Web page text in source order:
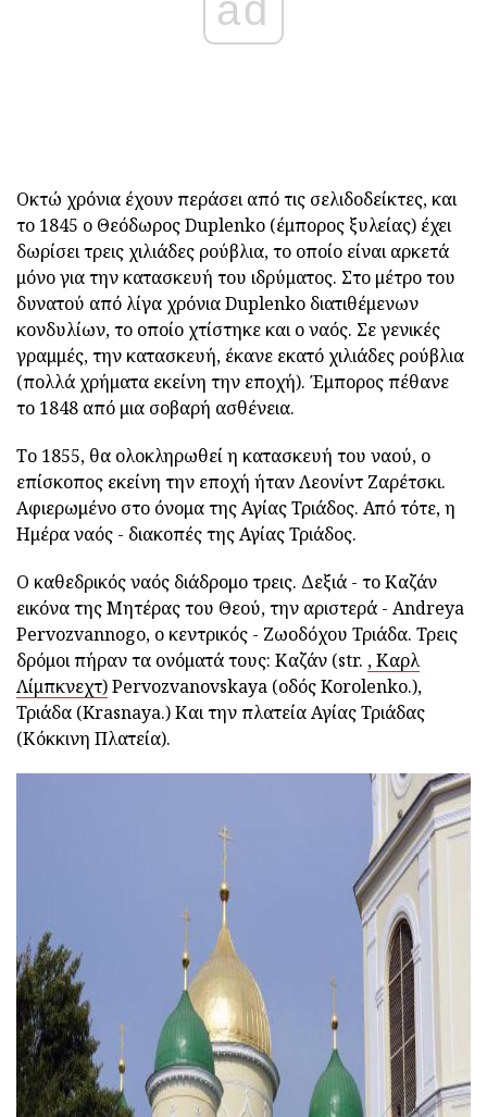
Οκτώ χρόνια έχουν περάσει από τις σελιδοδείκτες, και
το 1845 ο Θεόδωρος Duplenko (έμπορος ξυλείας) έχει
δωρίσει τρεις χιλιάδες ρούβλια, το οποίο είναι αρκετά
μόνο για την κατασκευή του ιδρύματος. Στο μέτρο του
δυνατού από λίγα χρόνια Duplenko διατιθέμενων
κονδυλίων, το οποίο χτίστηκε και ο ναός. Σε γενικές
γραμμές, την κατασκευή, έκανε εκατό χιλιάδες ρούβλια
(πολλά χρήματα εκείνη την εποχή). Έμπορος πέθανε
το 1848 από μια σοβαρή ασθένεια.
Το 1855, θα ολοκληρωθεί η κατασκευή του ναού, ο
επίσκοπος εκείνη την εποχή ήταν Λεονίντ Ζαρέτσκι.
Αφιερωμένο στο όνομα της Αγίας Τριάδος. Από τότε, η
Ημέρα ναός - διακοπές της Αγίας Τριάδος.
Ο καθεδρικός ναός διάδρομο τρεις. Δεξιά - το Καζάν
εικόνα της Μητέρας του Θεού, την αριστερά - Andreya
Pervozvannogo, ο κεντρικός - Ζωοδόχου Τριάδα. Τρεις
δρόμοι πήραν τα ονόματά τους: Καζάν (str. , Καρλ
Λίμπκνεχτ)Pervozvanovskaya (οδός Korolenko.),
Τριάδα (Krasnaya.) Και την πλατεία Αγίας Τριάδας
(Κόκκινη Πλατεία).